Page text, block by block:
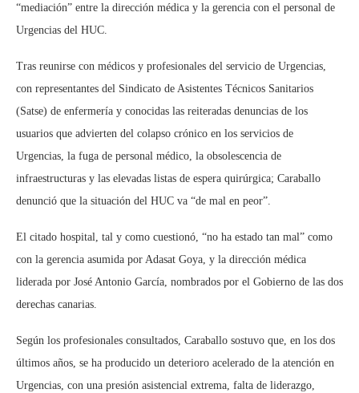
“mediación” entre la dirección médica y la gerencia con el personal de
Urgencias del HUC.
Tras reunirse con médicos y profesionales del servicio de Urgencias,
con representantes del Sindicato de Asistentes Técnicos Sanitarios
(Satse) de enfermería y conocidas las reiteradas denuncias de los
usuarios que advierten del colapso crónico en los servicios de
Urgencias, la fuga de personal médico, la obsolescencia de
infraestructuras y las elevadas listas de espera quirúrgica; Caraballo
denunció que la situación del HUC va “de mal en peor”.
El citado hospital, tal y como cuestionó, “no ha estado tan mal” como
con la gerencia asumida por Adasat Goya, y la dirección médica
liderada por José Antonio García, nombrados por el Gobierno de las dos
derechas canarias.
Según los profesionales consultados, Caraballo sostuvo que, en los dos
últimos años, se ha producido un deterioro acelerado de la atención en
Urgencias, con una presión asistencial extrema, falta de liderazgo,